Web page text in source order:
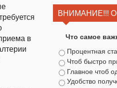
в
ВНИМАНИЕ!!!
Что самое
Процентная
Чтоб быстро
Главное чтоб
Удобство